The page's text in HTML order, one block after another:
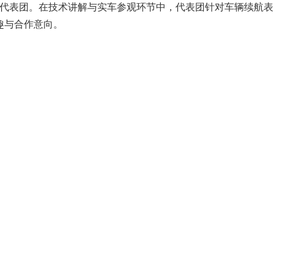
团。在技术讲解与实车参观环节中，代表团针对车辆续航表
合作意向。